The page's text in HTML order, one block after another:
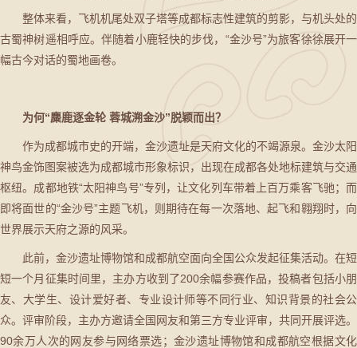
整体来看，飞机机尾处双子塔等成都标志性建筑的剪影，与机头处的
古蜀神树遥相呼应。伴随着小鹿轻快的步伐，“金沙号”为旅客徐徐展开一
幅古今对话的蜀地画卷。
为何“麋鹿逐金轮 蓉城溯金沙”脱颖而出？
作为成都城市史的开端，金沙遗址是天府文化的不竭源泉。金沙太阳
神鸟金饰图案被选为成都城市形象标识，出现在成都各处地标建筑与交通
枢纽。成都地铁“太阳神鸟号”专列，让文化列车带着上百万乘客飞驰；而
即将面世的“金沙号”主题飞机，则期待在每一次落地、起飞和翱翔时，向
世界展示天府之源的风采。
此前，金沙遗址博物馆和成都航空面向全国公众发起征集活动。在短
短一个月征集时间里，主办方收到了200余幅参赛作品，投稿者包括小朋
友、大学生、设计爱好者、专业设计师等不同行业、知识背景的社会公
众。评审阶段，主办方邀请全国网友和第三方专业评审，共同开展评选。
90余万人次的网友参与网络票选；金沙遗址博物馆和成都航空根据文化